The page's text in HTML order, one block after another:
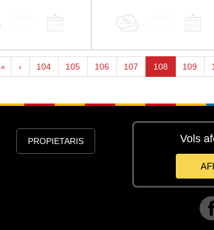
« ‹ 104 105 106 107 108 109
PROPIETARIS Vols